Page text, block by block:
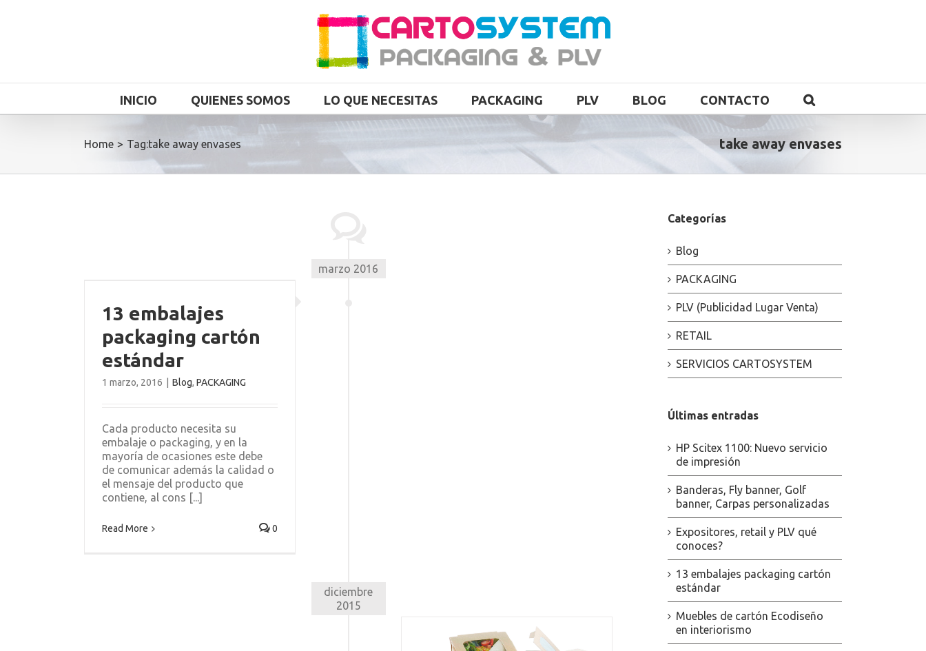
INICIO QUIENES SOMOS LO QUE NECESITAS PACKAGING PLV BLOG CONTACTO
take away envases
Home > Tag:take away envases
marzo 2016
13 embalajes
packaging cartón
estándar
1 marzo, 2016 Blog, PACKAGING
Cada producto necesita su
embalaje o packaging, y en la
mayoría de ocasiones este debe
de comunicar además la calidad o
el mensaje del producto que
contiene, al cons [...]
Read More 0
diciembre
2015
Categorías
Blog
PACKAGING
PLV (Publicidad Lugar Venta)
RETAIL
SERVICIOS CARTOSYSTEM
Últimas entradas
HP Scitex 1100: Nuevo servicio
de impresión
Banderas, Fly banner, Golf
banner, Carpas personalizadas
Expositores, retail y PLV qué
conoces?
13 embalajes packaging cartón
estándar
Muebles de cartón Ecodiseño
en interiorismo